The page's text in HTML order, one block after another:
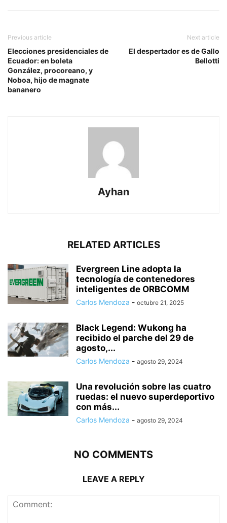
Previous article
Elecciones presidenciales de
Ecuador: en boleta
González, procoreano, y
Noboa, hijo de magnate
bananero
Next article
El despertador es de Gallo
Bellotti
Ayhan
RELATED ARTICLES
Evergreen Line adopta la
tecnología de contenedores
inteligentes de ORBCOMM
Carlos Mendoza - octubre 21, 2025
Black Legend: Wukong ha
recibido el parche del 29 de
agosto,...
Carlos Mendoza - agosto 29, 2024
Una revolución sobre las cuatro
ruedas: el nuevo superdeportivo
con más...
Carlos Mendoza - agosto 29, 2024
NO COMMENTS
LEAVE A REPLY